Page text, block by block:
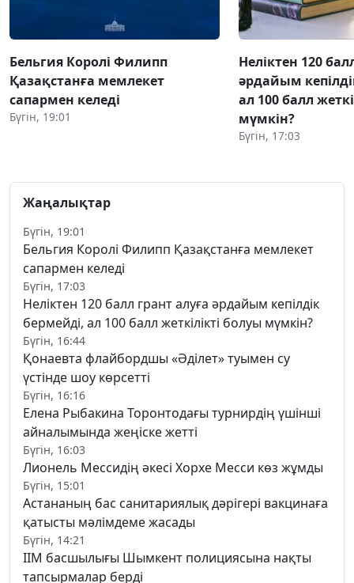
Бельгия Королі Филипп
Қазақстанға мемлекет
сапармен келеді
Бүгін, 19:01
Неліктен 120
әрдайым
ал 100 балл
мүмкін?
Бүгін, 17:03
Жаңалықтар
Бүгін, 19:01
Бельгия Королі Филипп Қазақстанға мемлекет
сапармен келеді
Бүгін, 17:03
Неліктен 120 балл грант алуға әрдайым кепілдік
бермейді, ал 100 балл жеткілікті болуы мүмкін?
Бүгін, 16:44
Қонаевта флайбордшы «Әділет» туымен су
үстінде шоу көрсетті
Бүгін, 16:16
Елена Рыбакина Торонтодағы турнирдің үшінші
айналымында жеңіске жетті
Бүгін, 16:03
Лионель Мессидің әкесі Хорхе Месси көз жұмды
Бүгін, 15:01
Астананың бас санитариялық дәрігері вакцинаға
қатысты мәлімдеме жасады
Бүгін, 14:21
ІІМ басшылығы Шымкент полициясына нақты
тапсырмалар берді